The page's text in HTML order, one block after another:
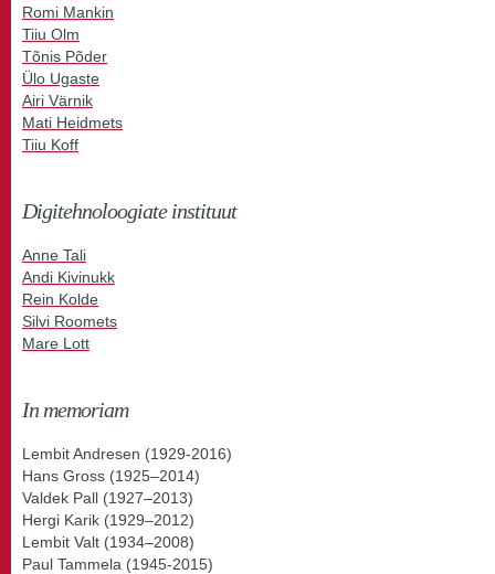
Romi Mankin
Tiiu Olm
Tõnis Põder
Ülo Ugaste
Airi Värnik
Mati Heidmets
Tiiu Koff
Digitehnoloogiate instituut
Anne Tali
Andi Kivinukk
Rein Kolde
Silvi Roomets
Mare Lott
In memoriam
Lembit Andresen (1929-2016)
Hans Gross (1925–2014)
Valdek Pall (1927–2013)
Hergi Karik (1929–2012)
Lembit Valt (1934–2008)
Paul Tammela (1945-2015)